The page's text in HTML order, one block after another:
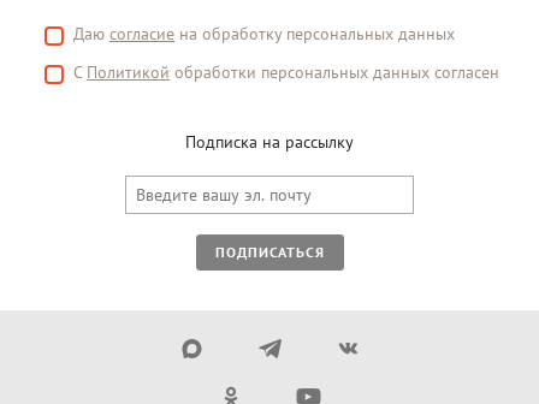
Даю согласие на обработку персональных данных
С Политикой обработки персональных данных согласен
Подписка на рассылку
ПОДПИСАТЬСЯ